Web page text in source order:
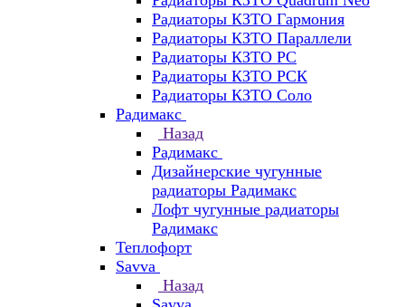
Радиаторы КЗТО Гармония
Радиаторы КЗТО Параллели
Радиаторы КЗТО РС
Радиаторы КЗТО РСК
Радиаторы КЗТО Соло
Радимакс
Назад
Радимакс
Дизайнерские чугунные
радиаторы Радимакс
Лофт чугунные радиаторы
Радимакс
Теплофорт
Savva
Назад